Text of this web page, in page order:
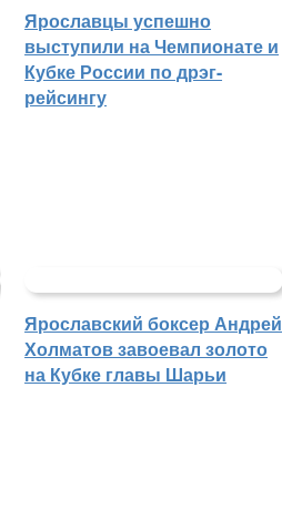
Ярославцы успешно
выступили на Чемпионате и
Кубке России по дрэг-
рейсингу
Ярославский боксер Андрей
Холматов завоевал золото
на Кубке главы Шарьи